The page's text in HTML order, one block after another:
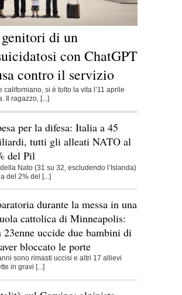
di un
con ChatGPT
contro il servizio
si è tolto la vita l’11 aprile
Il ragazzo, [...]
per la difesa: Italia a 45
tutti gli alleati NATO al
del Pil
Nato (31 su 32, escludendo l’Islanda)
del 2% del [...]
durante la messa in una
cattolica di Minneapolis:
23enne uccide due bambini di
bloccato le porte
sono rimasti uccisi e altri 17 allievi
in gravi [...]